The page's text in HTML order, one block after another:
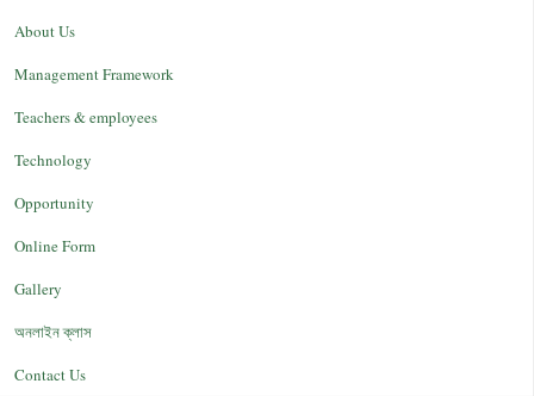
About Us
Management Framework
Teachers & employees
Technology
Opportunity
Online Form
Gallery
অনলাইন ক্লাস
Contact Us